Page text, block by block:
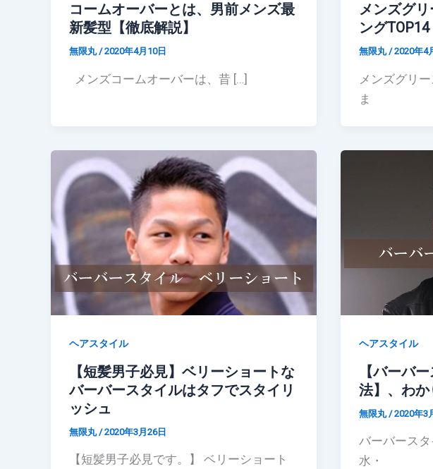
コームオーバーとは、男前メンズ最
新髪型【徹底解説】
無限丸/2020年4月10日
メンズコームオーバーは、昔 […]
メンズグ
ングTOP14
無限丸/2020年4
メンズグリ
ま
ヘアスタイル
【短髪男子必見】ベリーショートな
バーバースタイルはタフでスタイリ
ッシュ
無限丸 /2020年3月26日
【短髪男子必見です。】 ベリーショート
ヘアスタイル
【バーバ
法】、わ
無限丸 /2020年3
バーバース
水・